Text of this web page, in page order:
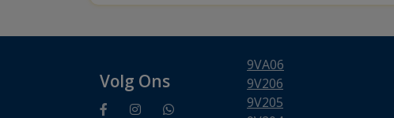
Volg Ons
9VA06
9V206
9V205